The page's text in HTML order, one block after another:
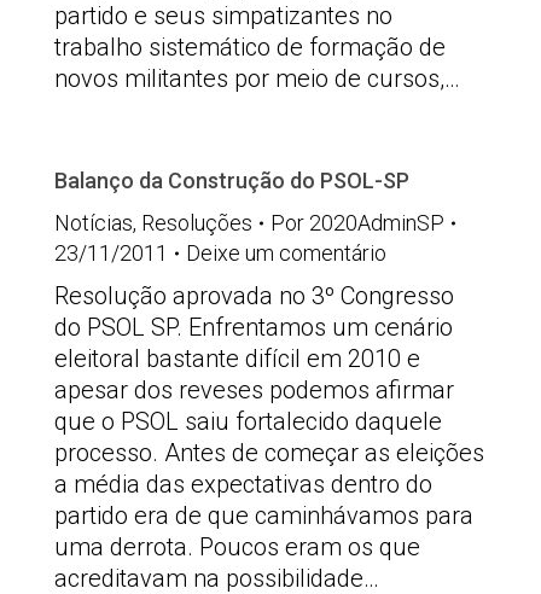
partido e seus simpatizantes no
trabalho sistemático de formação de
novos militantes por meio de cursos,…
Balanço da Construção do PSOL-SP
Notícias, Resoluções Por 2020AdminSP
23/11/2011
Deixe um comentário
Resolução aprovada no 3º Congresso
do PSOL SP. Enfrentamos um cenário
eleitoral bastante difícil em 2010 e
apesar dos reveses podemos afirmar
que o PSOL saiu fortalecido daquele
processo. Antes de começar as eleições
a média das expectativas dentro do
partido era de que caminhávamos para
uma derrota. Poucos eram os que
acreditavam na possibilidade…